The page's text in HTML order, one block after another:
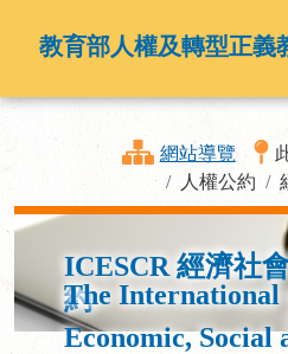
教育部人權及轉型正義
網站導覽
人權公約
ICESCR 經濟社
約
The International
Economic, Social